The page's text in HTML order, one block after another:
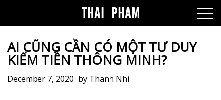
AI CŨNG CẦN CÓ MỘT TƯ DUY
KIẾM TIỀN THÔNG MINH?
December 7, 2020 by Thanh Nhi